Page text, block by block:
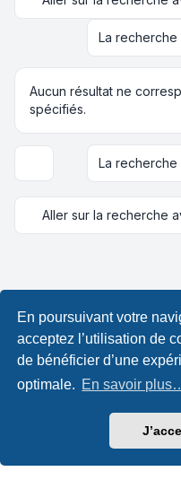
En poursuivant votre
acceptez l’utilisation de
de bénéficier d’une
optimale. En savoir
La recherche
Aucun résultat ne
spécifiés.
Options d’affichage et de
La recherche
Aller sur la recherche
Développé parphpBB®
Leenoz.com
Traduction française
|Conditions|